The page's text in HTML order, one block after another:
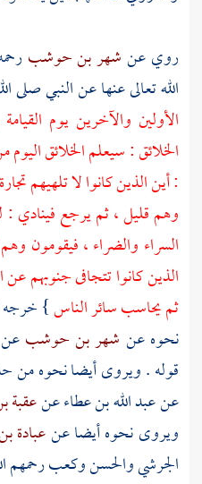
روي عنشهر بن حوشب
الله تعالى عنها عن النبي
الأولين والآخرين يوم
الخلائق : سيعلم الخلائق
: أين الذين كانوا لا تلهيهم
وهم قليل ، ثم يرجع فينادي :
السراء والضراء ، فيقومون
الذين كانوا تتجافى جنوبهم
ثم يحاسب سائر الناس} خرجه
نحوه عن شهر بن حوشبعن
قوله . ويروى أيضا نحوه من
عنعبد الله بن عطاءعنعقبة
ويروى نحوه أيضا عنعبادة
الجرشيوالحسنوكعبرحمهم